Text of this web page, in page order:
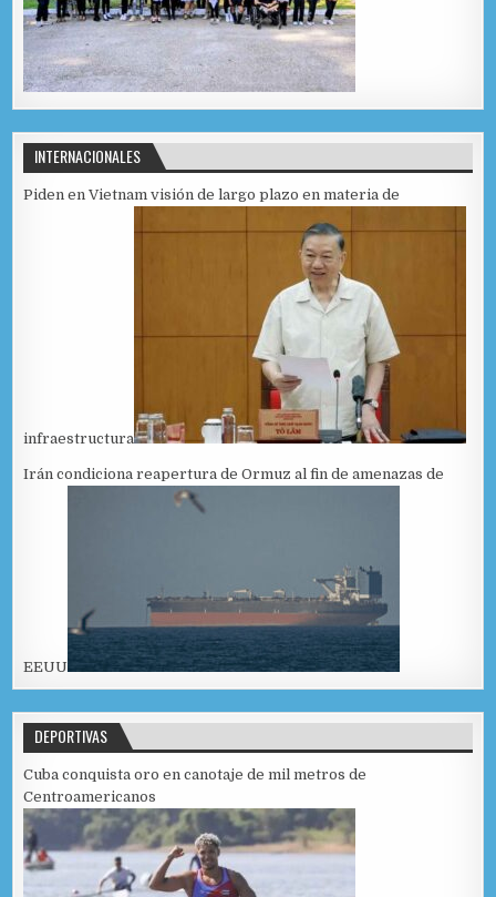
INTERNACIONALES
Piden en Vietnam visión de largo plazo en materia de
infraestructura
Irán condiciona reapertura de Ormuz al fin de amenazas de
EEUU
DEPORTIVAS
Cuba conquista oro en canotaje de mil metros de
Centroamericanos